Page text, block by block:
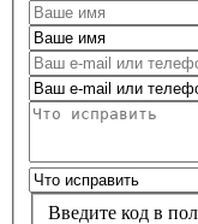
Введите код в